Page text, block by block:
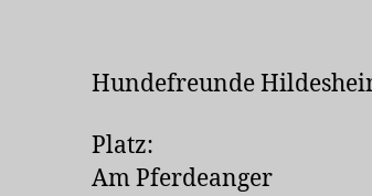
Hundefreunde
Platz:
Am Pferdeanger